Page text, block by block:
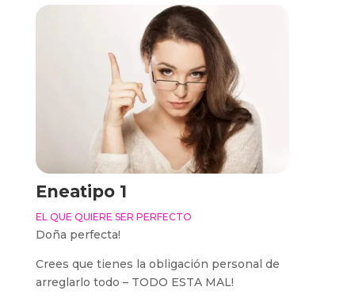
Eneatipo 1
EL QUE QUIERE SER PERFECTO
Doña perfecta!
Crees que tienes la obligación personal de
arreglarlo todo – TODO ESTA MAL!